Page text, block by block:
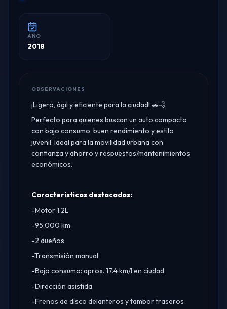
AÑO
2018
OBSERVACIONES
¡Ligero, ágil y eficiente para la ciudad! 🚗💨
Perfecto para quienes buscan un auto compacto
con bajo consumo, buen rendimiento y estilo
juvenil. Ideal para la movilidad urbana con
confianza y ahorro y respuestos/mantenimientos
económicos.
Características destacadas:
-Motor 1.2L
-95.000 km
-2 dueños
-Transmisión manual
-Bajo consumo: aprox. 17.4 km/l en ciudad
-Dirección asistida
-Frenos de disco delanteros y tambor traseros